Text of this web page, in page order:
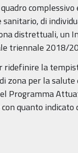
di
distrettuali, un
triennale 2018/
ridefinire la
zona per la
Programma
quanto